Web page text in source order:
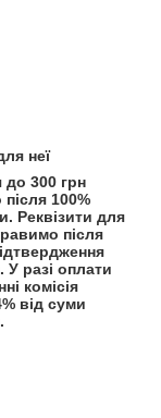
неї
300 грн
100%
Реквізити для
після
У разі оплати
комісія
від суми